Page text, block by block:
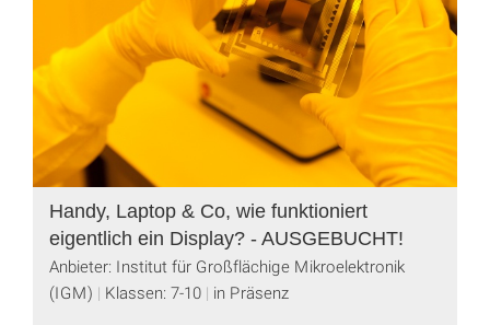
Handy, Laptop & Co, wie funktioniert
eigentlich ein Display? - AUSGEBUCHT!
Anbieter: Institut für Großflächige Mikroelektronik
(IGM)
Klassen: 7-10 in Präsenz